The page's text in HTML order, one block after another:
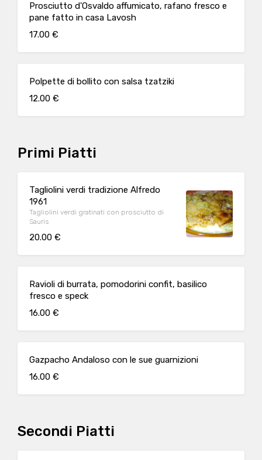
Prosciutto d'Osvaldo affumicato, rafano fresco e
pane fatto in casa Lavosh
17.00 €
Polpette di bollito con salsa tzatziki
12.00 €
Primi Piatti
Tagliolini verdi tradizione Alfredo
1961
Tagliolini verdi gratinati con prosciutto di
Sauris
20.00 €
Ravioli di burrata, pomodorini confit, basilico
fresco e speck
16.00 €
Gazpacho Andaloso con le sue guarnizioni
16.00 €
Secondi Piatti